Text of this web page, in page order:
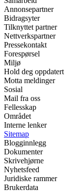
Annonsepartner
Bidragsyter
Tilknyttet partner
Nettverkspartner
Pressekontakt
Forespørsel
Miljø
Hold deg oppdatert
Motta meldinger
Sosial
Mail fra oss
Fellesskap
Området
Interne lenker
Sitemap
Blogginnlegg
Dokumenter
Skrivehjørne
Nyhetsfeed
Juridiske rammer
Brukerdata